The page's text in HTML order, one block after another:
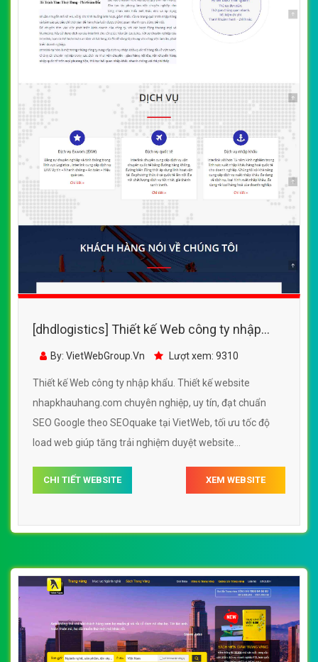
[dhdlogistics] Thiết kế Web công ty nhập
khẩu - nhapkhauhang.com
By: VietWebGroup.Vn Lượt xem: 9310
Thiết kế Web công ty nhập khẩu. Thiết kế website
nhapkhauhang.com chuyên nghiệp, uy tín, đạt chuẩn
SEO Google theo SEOquake tại VietWeb, tối ưu tốc độ
load web giúp tăng trải nghiệm duyệt website
CHI TIẾT WEBSITE XEM WEBSITE